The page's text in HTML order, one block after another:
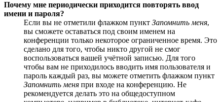
Почему мне периодически приходится повторять ввод
имени и пароля?
Если вы не отметили флажком пункт Запомнить меня,
вы сможете оставаться под своим именем на
конференции только некоторое ограниченное время. Это
сделано для того, чтобы никто другой не смог
воспользоваться вашей учётной записью. Для того
чтобы вам не приходилось вводить имя пользователя и
пароль каждый раз, вы можете отметить флажком пункт
Запомнить меня при входе на конференцию. Не
рекомендуется делать это на общедоступном